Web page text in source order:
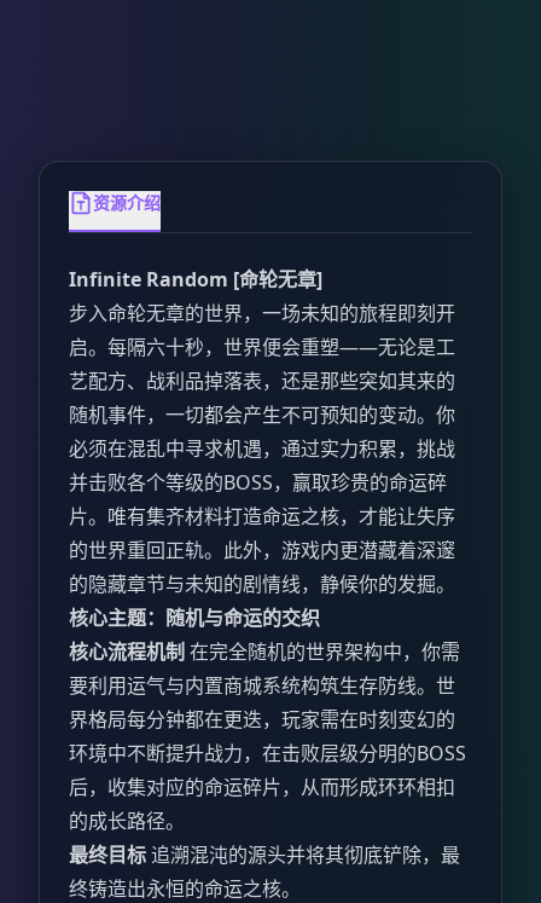
资源介绍
Infinite Random [命轮无章]
步入命轮无章的世界，一场未知的旅程即刻开
启。每隔六十秒，世界便会重塑——无论是工
艺配方、战利品掉落表，还是那些突如其来的
随机事件，一切都会产生不可预知的变动。你
必须在混乱中寻求机遇，通过实力积累，挑战
并击败各个等级的BOSS，赢取珍贵的命运碎
片。唯有集齐材料打造命运之核，才能让失序
的世界重回正轨。此外，游戏内更潜藏着深邃
的隐藏章节与未知的剧情线，静候你的发掘。
核心主题：随机与命运的交织
核心流程机制 在完全随机的世界架构中，你需
要利用运气与内置商城系统构筑生存防线。世
界格局每分钟都在更迭，玩家需在时刻变幻的
环境中不断提升战力，在击败层级分明的BOSS
后，收集对应的命运碎片，从而形成环环相扣
的成长路径。
最终目标追溯混沌的源头并将其彻底铲除，最
终铸造出永恒的命运之核。